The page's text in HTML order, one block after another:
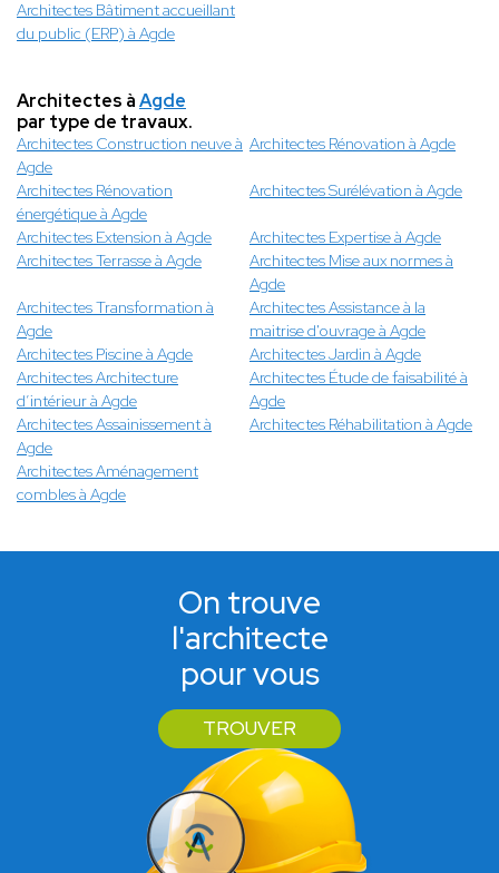
Architectes Bâtiment accueillant
du public (ERP) à Agde
Architectes àAgde
par type de travaux.
Architectes Construction neuve à
Agde
Architectes Rénovation à Agde
Architectes Rénovation
énergétique à Agde
Architectes Surélévation à Agde
Architectes Extension à Agde
Architectes Expertise à Agde
Architectes Terrasse à Agde
Architectes Mise aux normes à
Agde
Architectes Transformation à
Agde
Architectes Assistance à la
maitrise d'ouvrage à Agde
Architectes Piscine à Agde
Architectes Jardin à Agde
Architectes Architecture
d’intérieur à Agde
Architectes Étude de faisabilité à
Agde
Architectes Assainissement à
Agde
Architectes Réhabilitation à Agde
Architectes Aménagement
combles à Agde
On trouve
l'architecte
pour vous
TROUVER